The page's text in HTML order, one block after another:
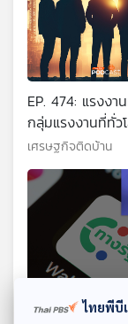
EP. 474: แรงงา
กลุ่มแรงงานที่ทั่ว
เร่งเดินเกมแย่งชิง
เศรษฐกิจติดบ้าน
ไทยพีบี